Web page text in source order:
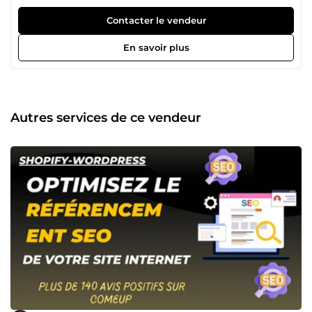
acquisition digitale &amp; expert Facebook Ads 🚀 Vous
cherchez un vrai partenaire stratégique pour scaler vos
ventes ou automatiser votre acquisition ? Je travaille avec
+ 1270 clients à travers le monde (entrepreneurs, agences,
e-commerçants, traders…) pour générer des résultats
SERVICES PREMIUM : 🔹 Création &amp; gestion de
campagnes Facebook/ Instagram Ads 🔹 Création de
performants 🔹 Mise en place de tunnels de vente
complets (ClickFunnels, Systeme.io...) 🔹 Coaching
stratégique Facebook Ads pour entrepreneurs &amp;
marques 🔹 Analyse de vos campagnes, boutique,
stratégie marketing 🔹 Intégration avancée : Pixel Meta, API
de conversion serveur, tracking ✅ Digital_media1, l'agence
spéciale, votre partenaire à votre écoute pour vos projets ⭐
Une équipe de 8 experts avec plus de 8 ans d'expérience
dans le webmarketing de vente, Facebook ADS et dans
l'E-commerce. Membre d'Académie DANILO DUCHESNES
qui dispose de la meilleure agence de media buying dans
toute la francophonie, certifiée par Facebook, dont je suis
un membre de son équipe d'experts ✅ 📊 MES RÉSULTATS
Contacter le vendeur
En savoir plus
Autres services de ce vendeur